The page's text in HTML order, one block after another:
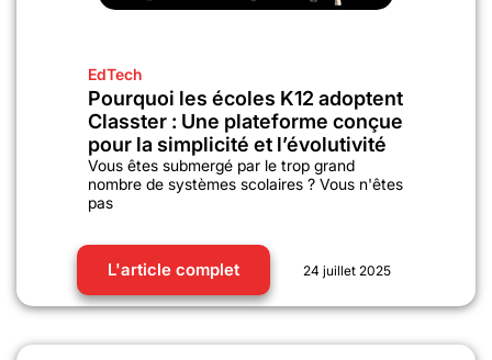
EdTech
Pourquoi les écoles K12 adoptent
Classter : Une plateforme conçue
pour la simplicité et l’évolutivité
Vous êtes submergé par le trop grand
nombre de systèmes scolaires ? Vous n'êtes
pas
L'article complet 24 juillet 2025